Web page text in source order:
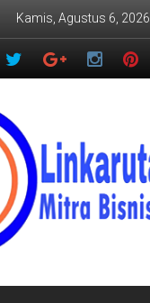
Kamis, Agustus 6, 2026